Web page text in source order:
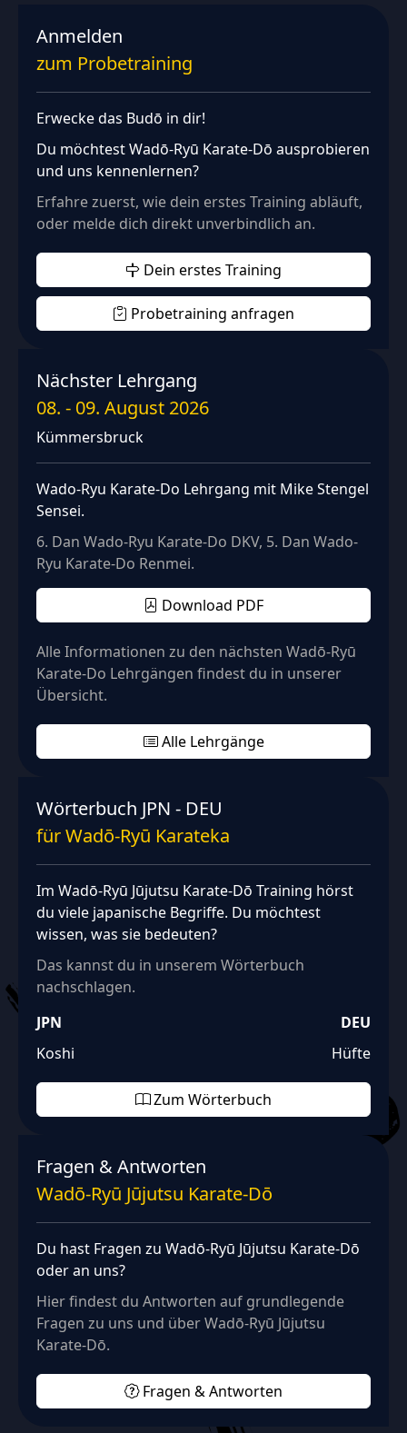
Anmelden
zum Probetraining
Erwecke das Budō in dir!
Du möchtest Wadō‑Ryū Karate‑Dō ausprobieren
und uns kennenlernen?
Erfahre zuerst, wie dein erstes Training abläuft,
oder melde dich direkt unverbindlich an.
Dein erstes Training
Probetraining anfragen
Nächster Lehrgang
08. - 09. August 2026
Kümmersbruck
Wado-Ryu Karate-Do Lehrgang mit Mike Stengel
Sensei.
6. Dan Wado-Ryu Karate-Do DKV, 5. Dan Wado-
Ryu Karate-Do Renmei.
Download PDF
Alle Informationen zu den nächsten Wadō‑Ryū
Karate-Do Lehrgängen findest du in unserer
Übersicht.
Alle Lehrgänge
Wörterbuch JPN - DEU
für Wadō‑Ryū Karateka
Im Wadō‑Ryū Jūjutsu Karate‑Dō Training hörst
du viele japanische Begriffe. Du möchtest
wissen, was sie bedeuten?
Das kannst du in unserem Wörterbuch
nachschlagen.
JPN
DEU
Koshi
Hüfte
Zum Wörterbuch
Fragen & Antworten
Wadō‑Ryū Jūjutsu Karate‑Dō
Du hast Fragen zu Wadō‑Ryū Jūjutsu Karate‑Dō
oder an uns?
Hier findest du Antworten auf grundlegende
Fragen zu uns und über Wadō‑Ryū Jūjutsu
Karate‑Dō.
Fragen & Antworten